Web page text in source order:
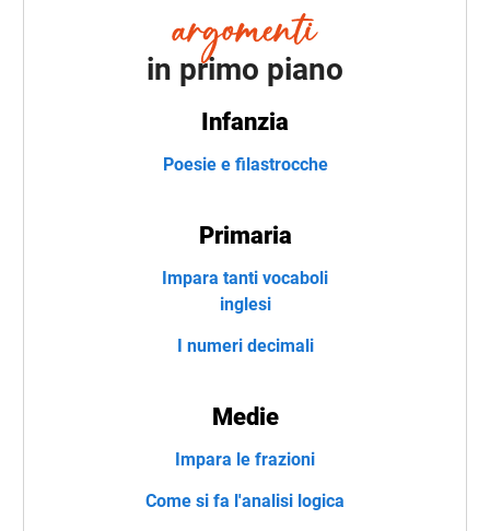
in primo piano
Infanzia
Poesie e filastrocche
Primaria
Impara tanti vocaboli
inglesi
I numeri decimali
Medie
Impara le frazioni
Come si fa l'analisi logica